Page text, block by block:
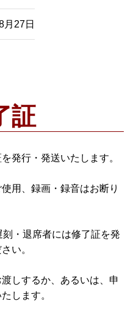
月27日
証
発行・発送いたします。
用、録画・録音はお断り
・退席者には修了証を発
い。
しするか、あるいは、申
します。